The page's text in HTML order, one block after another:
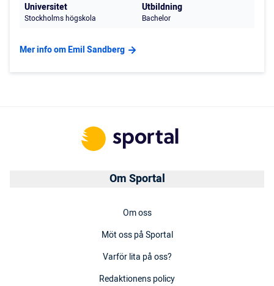
Universitet
Stockholms högskola
Utbildning
Bachelor
Mer info om Emil Sandberg
Om Sportal
Om oss
Möt oss på Sportal
Varför lita på oss?
Redaktionens policy